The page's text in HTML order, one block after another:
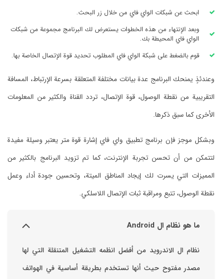
ابحث عن شبكات الواي فاي من خلال زر البحث.
وبعد الإنتهاء من هذه الخطوات يستعرض لك البرنامج مجموعة من شبكات
الواي فاي المحيطة بك.
قوم بالضغط على شبكة الواي فاي المطلوب تحديد قوة الإتصال الخاصة بها.
وعندئذٍ يمنحك البرنامج عدة بيانات مختلفة المتعلقة بسرعة الإرتباط، المسافة
التقريبية من نقطة الوصول، قوة الإتصال، تردد القناة والكثير من المعلومات
الأخرى كما سبق ذكرها.
وبشكل موجز فإن برنامج تطبيق واي فاي إشارة قوة متر يعتبر وسيلة مفيدة
لتتمكن من أن تحسن تجربة الإنترنت، كما تم تزويد البرنامج بالكثير من
المميزات التي يسرت لك إيجاد المناطق الميتة، وتحسين جودة أداء وعمل
نقطة الوصول، تتبع ومراقبة ثبات الإتصال اللاسلكي.
ما هو نظام ال Android
نظام ال الاندرويد من أفضل انظمه التشغيل المتنقلة التي لها
مصدر مفتوح حيث أنها تستخدم بطريقة أساسية في الهواتف